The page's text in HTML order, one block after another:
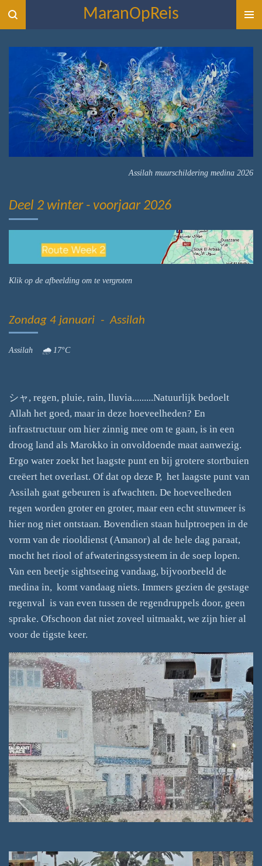
Ga
direct
naar
hoofdinhoud
MaranOpReis
Assilah muurschildering medina 2026
Deel 2 winter - voorjaar 2026
Klik op de afbeelding om te vergroten
Zondag 4 januari - Assilah
Assilah 🌧 17°C
シャ, regen, pluie, rain, lluvia.........Natuurlijk bedoelt
Allah het goed, maar in deze hoeveelheden? En
infrastructuur om hier zinnig mee om te gaan, is in een
droog land als Marokko in onvoldoende maat aanwezig.
Ergo water zoekt het laagste punt en bij grotere stortbuien
creëert het overlast. Of dat op deze P, het laagste punt van
Assilah gaat gebeuren is afwachten. De hoeveelheden
regen worden groter en groter, maar een echt stuwmeer is
hier nog niet ontstaan. Bovendien staan hulptroepen in de
vorm van de riooldienst (Amanor) al de hele dag paraat,
mocht het riool of afwateringssysteem in de soep lopen.
Van een beetje sightseeing vandaag, bijvoorbeeld de
medina in, komt vandaag niets. Immers gezien de gestage
regenval is van even tussen de regendruppels door, geen
sprake. Ofschoon dat niet zoveel uitmaakt, we zijn hier al
voor de tigste keer.